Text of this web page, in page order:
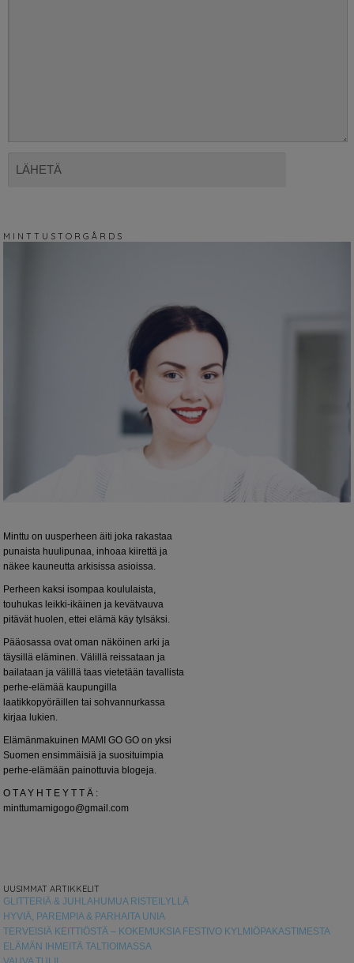
M I N T T U S T O R G Å R D S
Minttu on uusperheen äiti joka rakastaa
punaista huulipunaa, inhoaa kiirettä ja
näkee kauneutta arkisissa asioissa.
Perheen kaksi isompaa koululaista,
touhukas leikki-ikäinen ja kevätvauva
pitävät huolen, ettei elämä käy tylsäksi.
Pääosassa ovat oman näköinen arki ja
täysillä eläminen. Välillä reissataan ja
bailataan ja välillä taas vietetään tavallista
perhe-elämää kaupungilla
laatikkopyöräillen tai sohvannurkassa
kirjaa lukien.
Elämänmakuinen MAMI GO GO on yksi
Suomen ensimmäisiä ja suosituimpia
perhe-elämään painottuvia blogeja.
O T A Y H T E Y T T Ä :
minttumamigogo@gmail.com
UUSIMMAT ARTIKKELIT
GLITTERIÄ & JUHLAHUMUA RISTEILYLLÄ
HYVIÄ, PAREMPIA & PARHAITA UNIA
TERVEISIÄ KEITTIÖSTÄ – KOKEMUKSIA FESTIVO KYLMIÖPAKASTIMESTA
ELÄMÄN IHMEITÄ TALTIOIMASSA